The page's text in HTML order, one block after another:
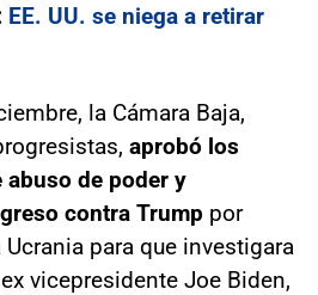
EE. UU. se niega a retirar
la Cámara Baja,
aprobó los
de poder y
contra Trump por
para que investigara
vicepresidente Joe Biden,